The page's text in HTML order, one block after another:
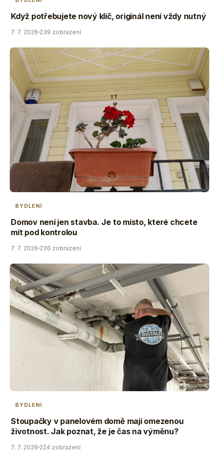
Když potřebujete nový klíč, originál není vždy nutný
7. 7. 2026 239 zobrazení
BYDLENÍ
Domov není jen stavba. Je to místo, které chcete
mít pod kontrolou
7. 7. 2026 236 zobrazení
BYDLENÍ
Stoupačky v panelovém domě mají omezenou
životnost. Jak poznat, že je čas na výměnu?
7. 7. 2026 224 zobrazení